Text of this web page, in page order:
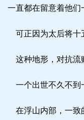
一直都在留意着他们
可正因为太后将十
这种地形，对抗流
一个出世不久不到
在浮山内部，一致